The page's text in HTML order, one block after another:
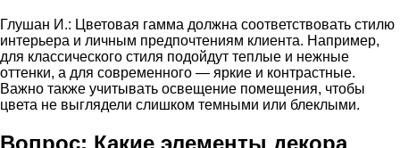
Глушан И.: Цветовая гамма должна соответствовать стилю
интерьера и личным предпочтениям клиента. Например,
для классического стиля подойдут теплые и нежные
оттенки, а для современного — яркие и контрастные.
Важно также учитывать освещение помещения, чтобы
цвета не выглядели слишком темными или блеклыми.
Вопрос: Какие элементы декора